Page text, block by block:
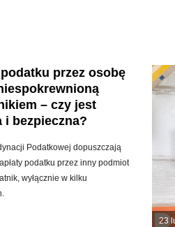
podatku przez osobę
– czy jest
i bezpieczna?
Podatkowej dopuszczają
podatku przez inny podmiot
wyłącznie w kilku
23